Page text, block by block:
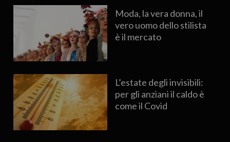
Moda, la vera donna, il
vero uomo dello stilista
è il mercato
L’estate degli invisibili:
per gli anziani il caldo è
come il Covid